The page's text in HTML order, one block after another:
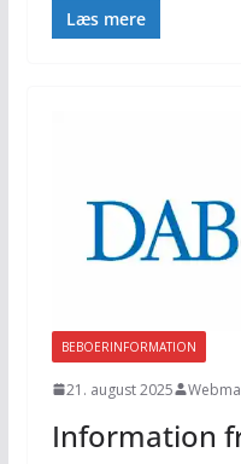
Læs mere
BEBOERINFORMATION
21. august 2025
Information